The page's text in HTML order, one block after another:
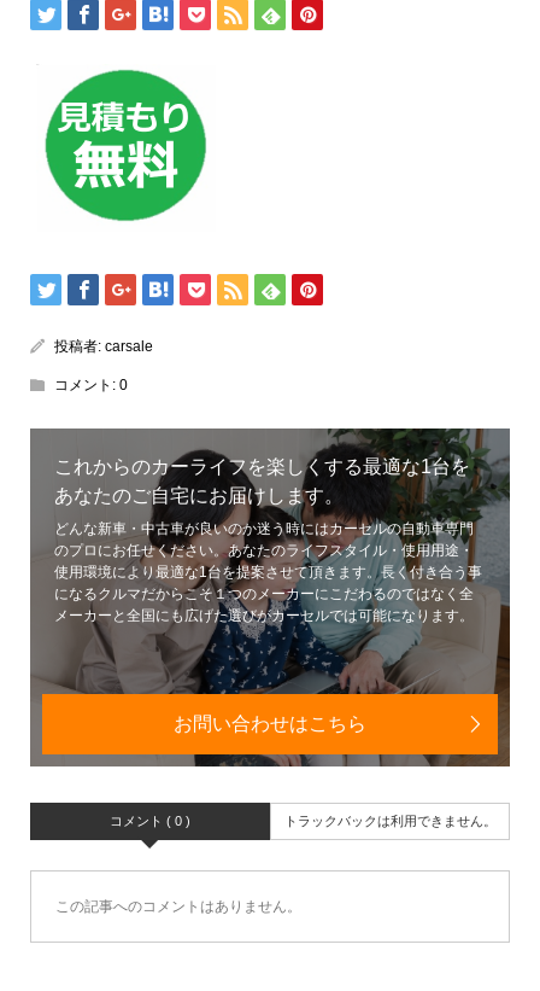
投稿者: carsale
コメント: 0
これからのカーライフを楽しくする最適な1台を
あなたのご自宅にお届けします。
どんな新車・中古車が良いのか迷う時にはカーセルの自動車専門
のプロにお任せください。あなたのライフスタイル・使用用途・
使用環境により最適な1台を提案させて頂きます。長く付き合う事
になるクルマだからこそ１つのメーカーにこだわるのではなく全
メーカーと全国にも広げた選びがカーセルでは可能になります。
お問い合わせはこちら
コメント ( 0 ) トラックバックは利用できません。
この記事へのコメントはありません。